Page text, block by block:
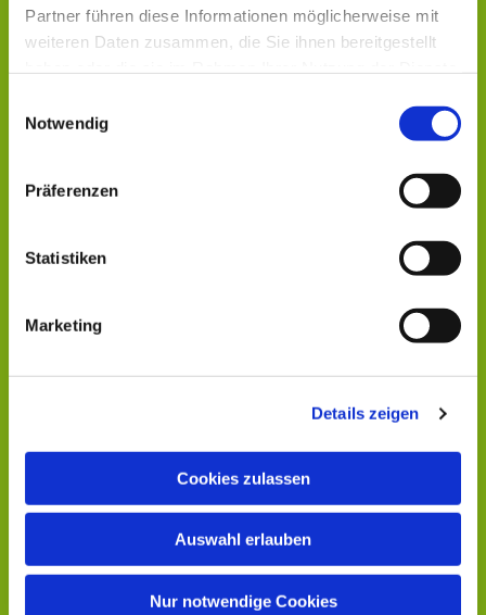
Partner führen diese Informationen möglicherweise mit
weiteren Daten zusammen, die Sie ihnen bereitgestellt
Notwendig
Präferenzen
Statistiken
Marketing
Details zeigen
Cookies zulassen
Auswahl erlauben
Nur notwendige Cookies
Dies könnte Sie auch